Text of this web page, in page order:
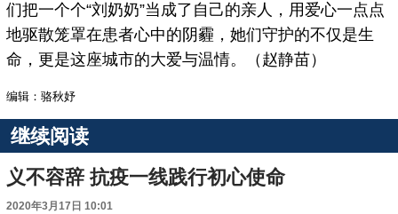
们把一个个“刘奶奶”当成了自己的亲人，用爱心一点点
地驱散笼罩在患者心中的阴霾，她们守护的不仅是生
命，更是这座城市的大爱与温情。（赵静苗）
编辑：骆秋妤
继续阅读
义不容辞 抗疫一线践行初心使命
2020年3月17日 10:01